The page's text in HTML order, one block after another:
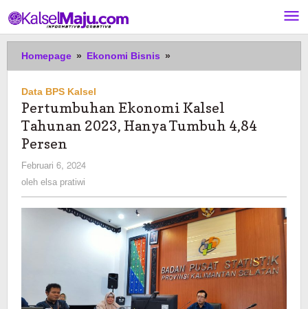
ke
konten
Homepage » Ekonomi Bisnis »
Ekonomi
Tahunan
2023,
Hanya
Data BPS Kalsel
Pertumbuhan Ekonomi Kalsel
Tahunan 2023, Hanya Tumbuh 4,84
Persen
Februari 6, 2024
olehelsa pratiwi